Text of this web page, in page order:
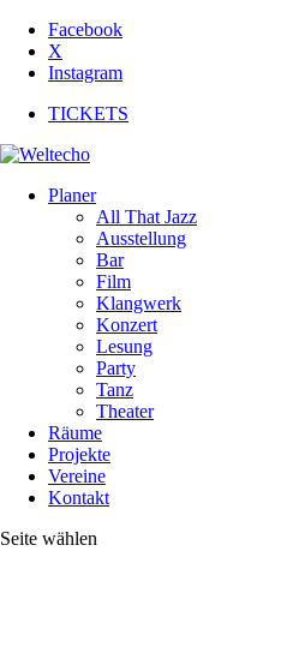
Facebook
X
Instagram
TICKETS
Planer
All That Jazz
Ausstellung
Bar
Film
Klangwerk
Konzert
Lesung
Party
Tanz
Theater
Räume
Projekte
Vereine
Kontakt
Seite wählen